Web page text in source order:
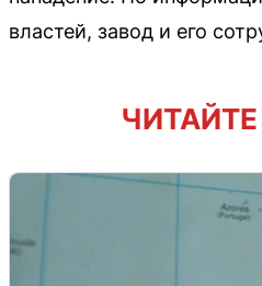
властей, завод и его